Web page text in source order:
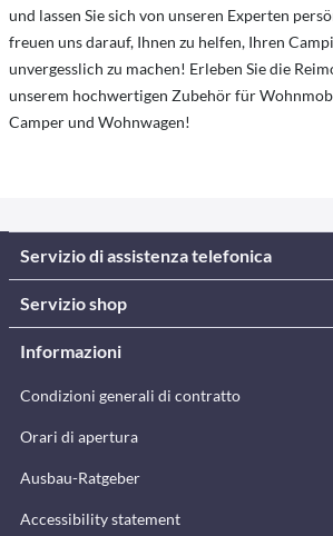
und lassen Sie sich von unseren Experten
freuen uns darauf, Ihnen zu helfen, Ihren
unvergesslich zu machen! Erleben Sie die
unserem hochwertigen Zubehör für
Camper und Wohnwagen!
Servizio di assistenza telefonica
Servizio shop
Informazioni
Condizioni generali di contratto
Orari di apertura
Ausbau-Ratgeber
Accessibility statement